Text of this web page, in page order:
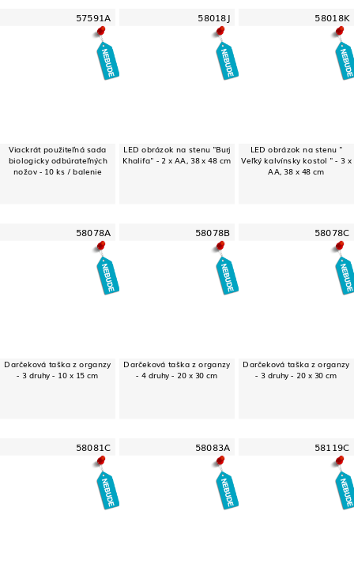
57591A
Viackrát použiteľná sada
biologicky odbúrateľných
nožov - 10 ks / balenie
58018J
LED obrázok na stenu "Burj
Khalifa" - 2 x AA, 38 x 48 cm
58018K
LED obrázok na stenu "
Veľký kalvínsky kostol " - 3 x
AA, 38 x 48 cm
58078A
Darčeková taška z organzy
- 3 druhy - 10 x 15 cm
58078B
Darčeková taška z organzy
- 4 druhy - 20 x 30 cm
58078C
Darčeková taška z organzy
- 3 druhy - 20 x 30 cm
58081C 58083A 58119C